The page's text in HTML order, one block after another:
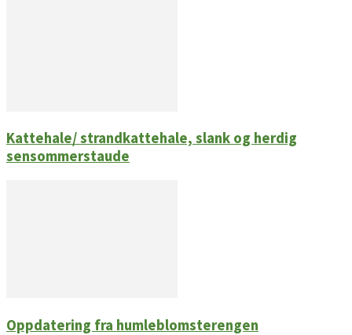
Kattehale/ strandkattehale, slank og herdig
sensommerstaude
Oppdatering fra humleblomsterengen